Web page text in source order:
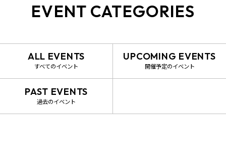
EVENT CATEGORIES
ALL EVENTS
すべてのイベント
UPCOMING EVENTS
開催予定のイベント
PAST EVENTS
過去のイベント